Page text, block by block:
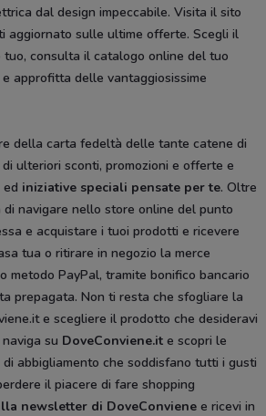
dal design impeccabile. Visita il sito
aggiornato sulle ultime offerte. Scegli il
consulta il catalogo online del tuo
approfitta delle vantaggiosissime
della carta fedeltà delle tante catene di
ulteriori sconti, promozioni e offerte e
iniziative speciali pensate per te. Oltre
navigare nello store online del punto
e acquistare i tuoi prodotti e ricevere
tua o ritirare in negozio la merce
metodo PayPal, tramite bonifico bancario
prepagata. Non ti resta che sfogliare la
e scegliere il prodotto che desideravi
su DoveConviene.it e scopri le
abbigliamento che soddisfano tutti i gusti
il piacere di fare shopping
newsletter di DoveConviene e ricevi in